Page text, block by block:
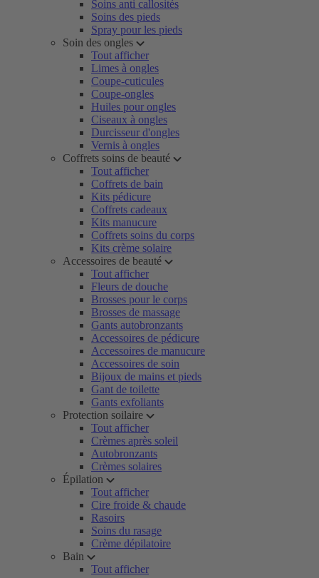
Soins anti callosités
Soins des pieds
Spray pour les pieds
Soin des ongles
Tout afficher
Limes à ongles
Coupe-cuticules
Coupe-ongles
Huiles pour ongles
Ciseaux à ongles
Durcisseur d'ongles
Vernis à ongles
Coffrets soins de beauté
Tout afficher
Coffrets de bain
Kits pédicure
Coffrets cadeaux
Kits manucure
Coffrets soins du corps
Kits crème solaire
Accessoires de beauté
Tout afficher
Fleurs de douche
Brosses pour le corps
Brosses de massage
Gants autobronzants
Accessoires de pédicure
Accessoires de manucure
Accessoires de soin
Bijoux de mains et pieds
Gant de toilette
Gants exfoliants
Protection soilaire
Tout afficher
Crèmes après soleil
Autobronzants
Crèmes solaires
Épilation
Tout afficher
Cire froide & chaude
Rasoirs
Soins du rasage
Crème dépilatoire
Bain
Tout afficher